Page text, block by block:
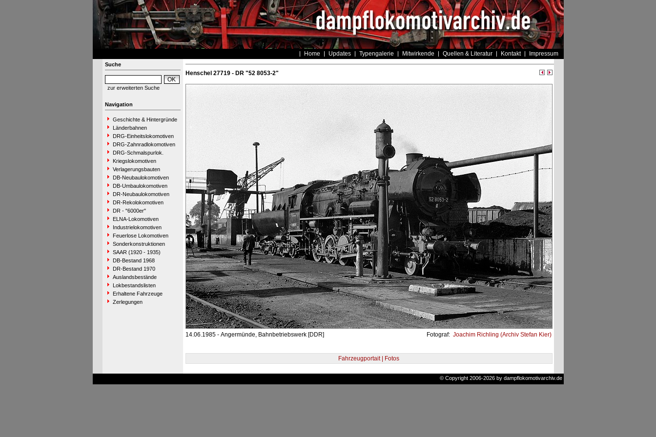
Home Updates Typengalerie Mitwirkende Quellen & Literatur Kontakt Impressum
Suche
zur erweiterten Suche
Navigation
Geschichte & Hintergründe
Länderbahnen
DRG-Einheitslokomotiven
DRG-Zahnradlokomotiven
DRG-Schmalspurlok.
Kriegslokomotiven
Verlagerungsbauten
DB-Neubaulokomotiven
DB-Umbaulokomotiven
DR-Neubaulokomotiven
DR-Rekolokomotiven
DR - "6000er"
ELNA-Lokomotiven
Industrielokomotiven
Feuerlose Lokomotiven
Sonderkonstruktionen
SAAR (1920 - 1935)
DB-Bestand 1968
DR-Bestand 1970
Auslandsbestände
Lokbestandslisten
Erhaltene Fahrzeuge
Zerlegungen
Henschel 27719 - DR "52 8053-2"
14.06.1985 - Angermünde, Bahnbetriebswerk [DDR] Fotograf: Joachim Richling (Archiv Stefan Kier)
Fahrzeugportait | Fotos
© Copyright 2006-2026 by dampflokomotivarchiv.de